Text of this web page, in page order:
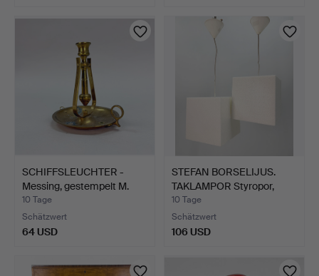
SCHIFFSLEUCHTER -
Messing, gestempelt M.
10 Tage
Schätzwert
64 USD
STEFAN BORSELIJUS.
TAKLAMPOR Styropor,
Paa…
10 Tage
Schätzwert
106 USD